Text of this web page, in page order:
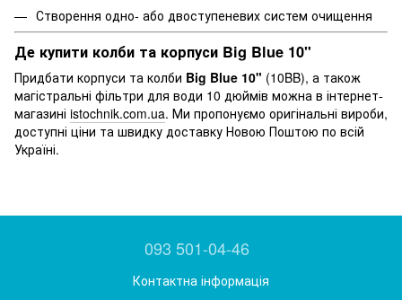
Створення одно- або двоступеневих систем очищення
Де купити колби та корпуси Big Blue 10"
Придбати корпуси та колби Big Blue 10" (10BB), а також
магістральні фільтри для води 10 дюймів можна в інтернет-
магазині istochnik.com.ua. Ми пропонуємо оригінальні вироби,
доступні ціни та швидку доставку Новою Поштою по всій
Україні.
093 501-04-46
Контактна інформація